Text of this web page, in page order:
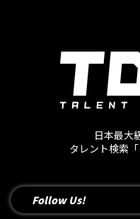
日本最大
タレント検索
Follow Us!